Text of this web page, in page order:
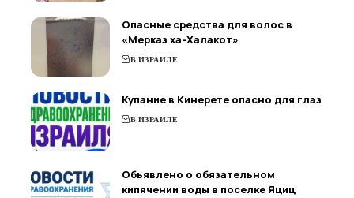
Опасные средства для волос в
«Мерказ ха-Халакот»
В ИЗРАИЛЕ
Купание в Кинерете опасно для глаз
В ИЗРАИЛЕ
Объявлено о обязательном
кипячении воды в поселке Яциц